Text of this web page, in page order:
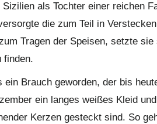
als Tochter einer reichen
die zum Teil in
Tragen der Speisen, setzte
finden.
ein Brauch geworden, der bis
ein langes weißes Kleid
Kerzen gesteckt sind. So